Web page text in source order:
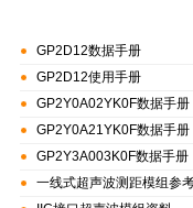
GP2D12数据手册
GP2D12使用手册
GP2Y0A02YK0F数据手
GP2Y0A21YK0F数据手
GP2Y3A003K0F数据手
一线式超声波测距模组参